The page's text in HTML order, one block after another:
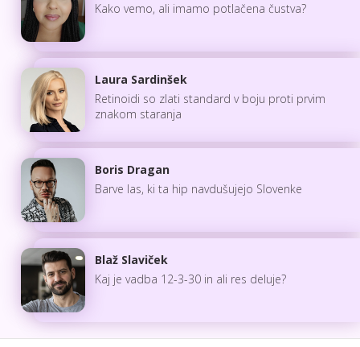
Kako vemo, ali imamo potlačena čustva?
Laura Sardinšek
Retinoidi so zlati standard v boju proti prvim
znakom staranja
Boris Dragan
Barve las, ki ta hip navdušujejo Slovenke
Blaž Slaviček
Kaj je vadba 12-3-30 in ali res deluje?